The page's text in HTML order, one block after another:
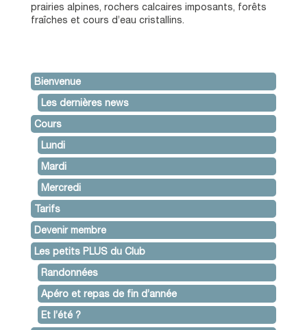
prairies alpines, rochers calcaires imposants, forêts
fraîches et cours d’eau cristallins.
Bienvenue
Les dernières news
Cours
Lundi
Mardi
Mercredi
Tarifs
Devenir membre
Les petits PLUS du Club
Randonnées
Apéro et repas de fin d’année
Et l’été ?